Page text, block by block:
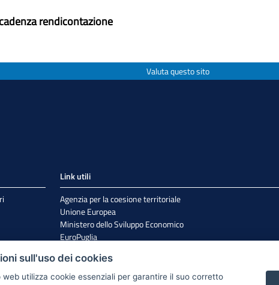
rendicontazione
Valuta questo sito
l'invio di
Link utili
Agenzia per la coesione territoriale
Unione Europea
Ministero dello Sviluppo Economico
EuroPuglia
Sistema Puglia
sull'uso dei cookies
web utilizza cookie essenziali per garantire il suo corretto